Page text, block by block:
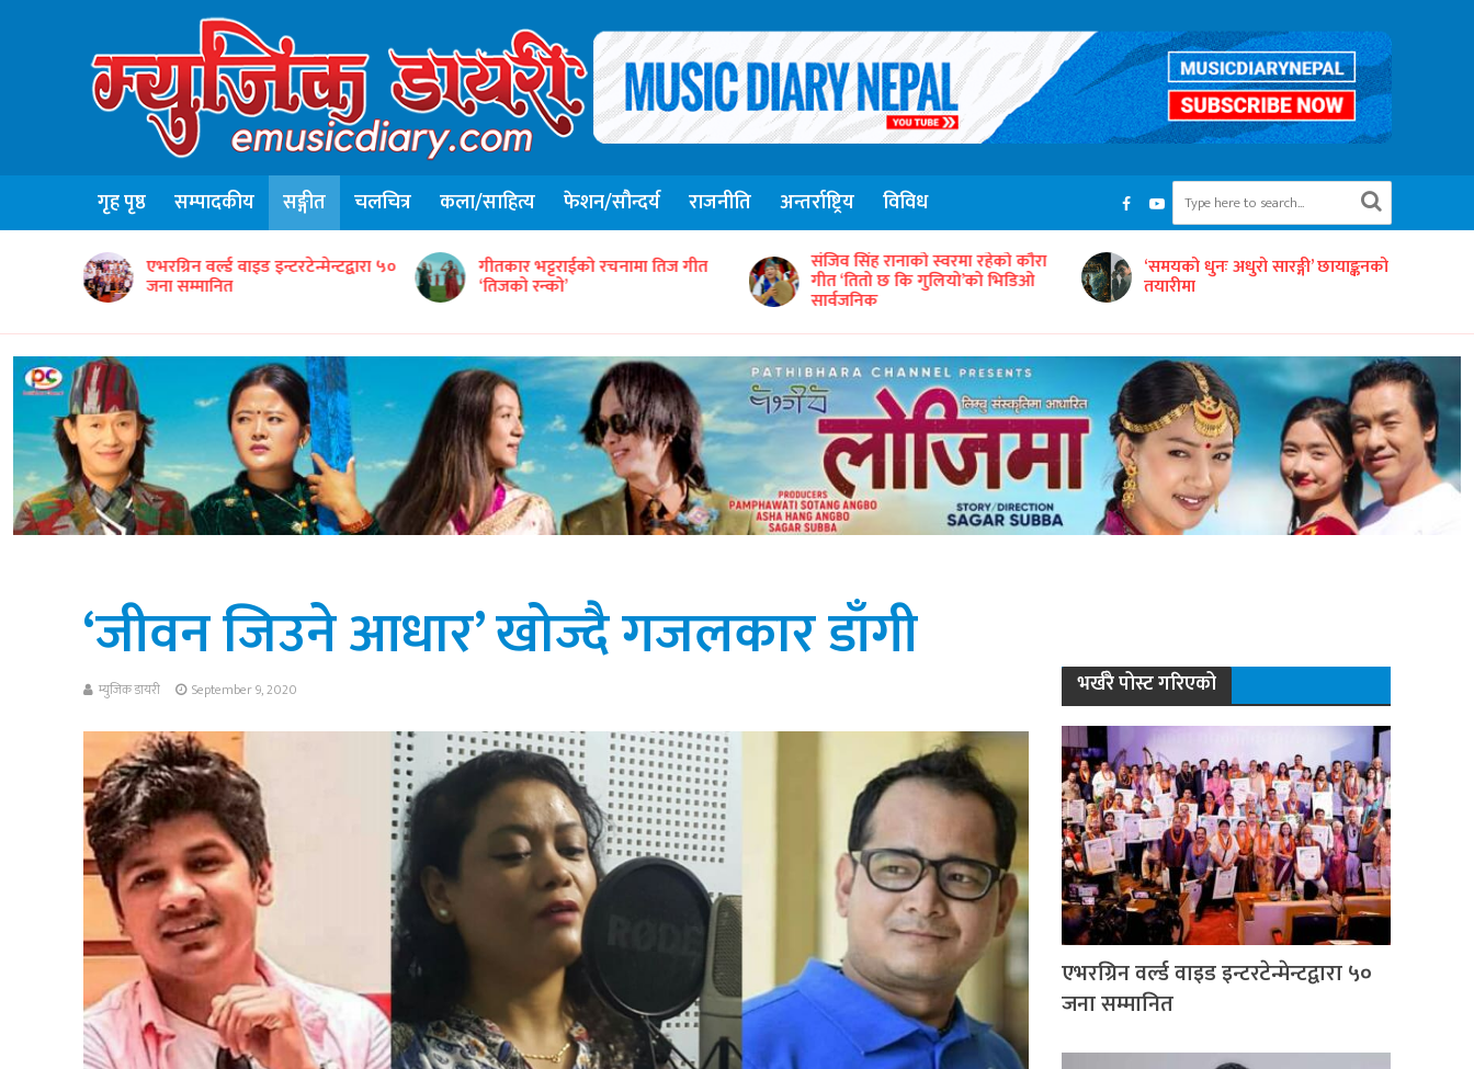
गृह पृष्ठ सम्पादकीय सङ्गीत चलचित्र कला/साहित्य फेशन/सौन्दर्य राजनीति अन्तर्राष्ट्रिय विविध
एभरग्रिन वर्ल्ड वाइड इन्टरटेन्मेन्टद्वारा ५०
जना सम्मानित
गीतकार भट्टराईको रचनामा तिज गीत
‘तिजको रन्को’
संजिव सिंह रानाको स्वरमा रहेको कौरा
गीत ‘तितो छ कि गुलियो’को भिडिओ
सार्वजनिक
‘समयको धुनः अधुरो सारङ्गी’ छायाङ्कनको
तयारीमा
‘जीवन जिउने आधार’ खोज्दै गजलकार डाँगी
म्युजिक डायरी September 9, 2020 भर्खरै पोस्ट गरिएको
एभरग्रिन वर्ल्ड वाइड इन्टरटेन्मेन्टद्वारा ५०
जना सम्मानित